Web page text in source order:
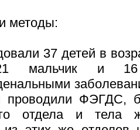
методы:
37 детей в
и 16
проводили ФЭГДС,
отдела и тела